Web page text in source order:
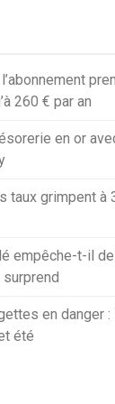
260 € par an
en or
grimpent à
empêche-t-il
en danger :
été